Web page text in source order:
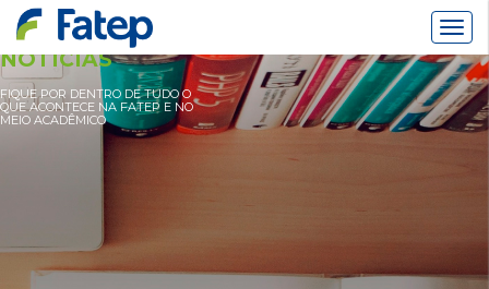
NOTÍCIAS
FIQUE POR DENTRO DE TUDO O
QUE ACONTECE NA FATEP E NO
MEIO ACADÊMICO